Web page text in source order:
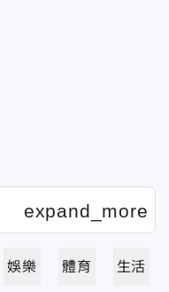
娛樂 體育 生活